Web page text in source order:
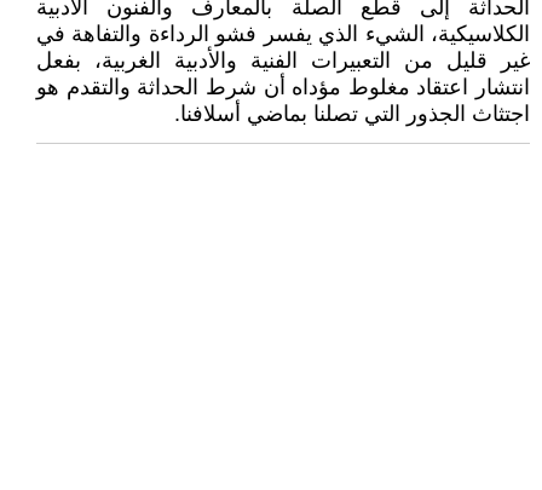
الحداثة إلى قطع الصلة بالمعارف والفنون الأدبية
الكلاسيكية، الشيء الذي يفسر فشو الرداءة والتفاهة في
غير قليل من التعبيرات الفنية والأدبية الغربية، بفعل
انتشار اعتقاد مغلوط مؤداه أن شرط الحداثة والتقدم هو
اجتثاث الجذور التي تصلنا بماضي أسلافنا.